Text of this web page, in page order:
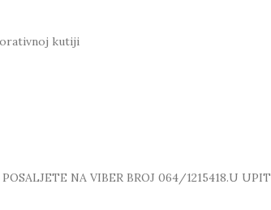
kutiji
NA VIBER BROJ 064/1215418.U